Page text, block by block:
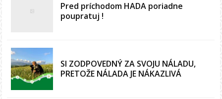
Pred príchodom HADA poriadne
poupratuj !
SI ZODPOVEDNÝ ZA SVOJU NÁLADU,
PRETOŽE NÁLADA JE NÁKAZLIVÁ